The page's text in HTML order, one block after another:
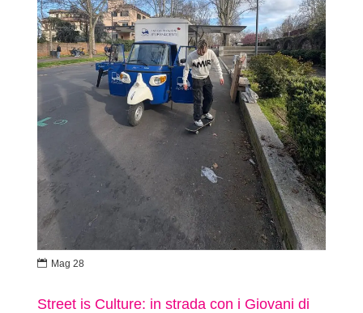
Street is Culture: in strada con i Giovani di
 Mag 28